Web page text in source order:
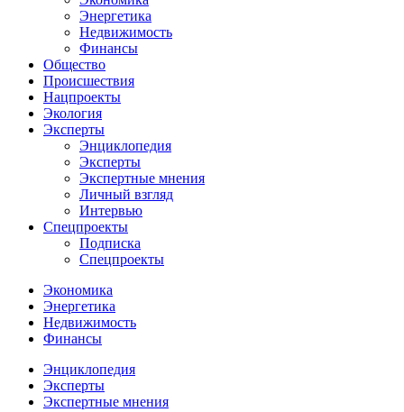
Энергетика
Недвижимость
Финансы
Общество
Происшествия
Нацпроекты
Экология
Эксперты
Энциклопедия
Эксперты
Экспертные мнения
Личный взгляд
Интервью
Спецпроекты
Подписка
Спецпроекты
Экономика
Энергетика
Недвижимость
Финансы
Энциклопедия
Эксперты
Экспертные мнения